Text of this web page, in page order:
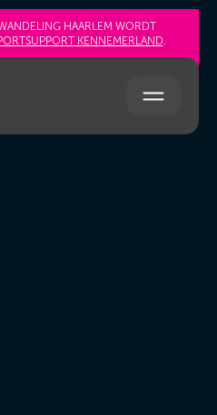
HAARLEM WORDT
KENNEMERLAND.